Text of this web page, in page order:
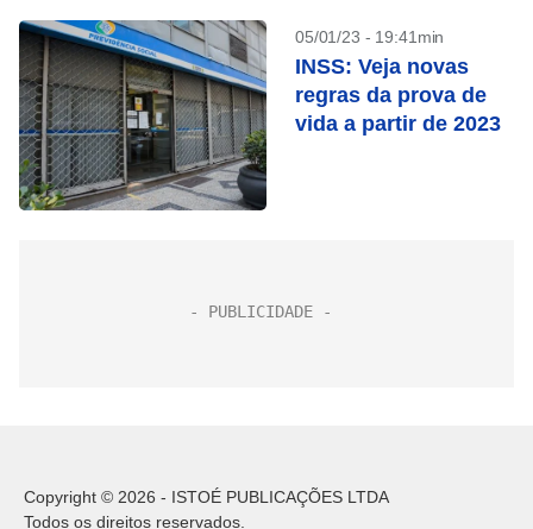
05/01/23 - 19:41min
INSS: Veja novas
regras da prova de
vida a partir de 2023
Copyright © 2026 - ISTOÉ PUBLICAÇÕES LTDA
Todos os direitos reservados.